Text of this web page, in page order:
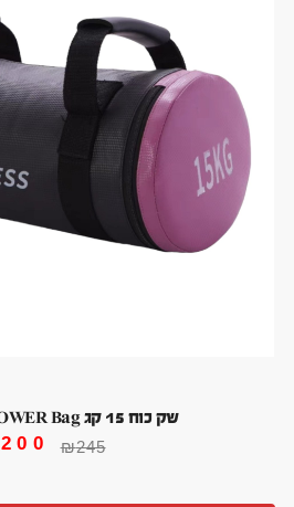
שק כוח 15 קג ENERGY POWER Bag
₪245
200